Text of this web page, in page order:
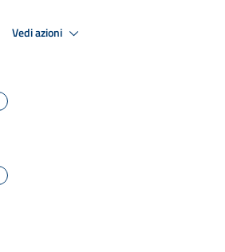
Vedi azioni